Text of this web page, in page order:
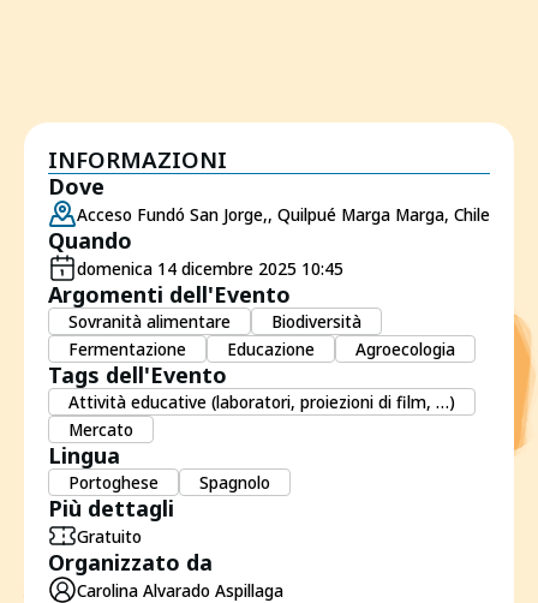
INFORMAZIONI
Dove
Acceso Fundó San Jorge,, Quilpué Marga Marga, Chile
Quando
domenica 14 dicembre 2025 10:45
Argomenti dell'Evento
Sovranità alimentare
Biodiversità
Fermentazione
Educazione Agroecologia
Tags dell'Evento
Attività educative (laboratori, proiezioni di film, …)
Mercato
Lingua
Portoghese Spagnolo
Più dettagli
Gratuito
Organizzato da
Carolina Alvarado Aspillaga